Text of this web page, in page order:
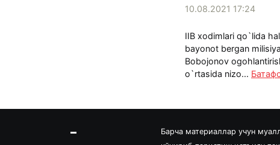
10.08.2021 17:24
IIB xodimlari qo`lida
bayonot bergan
Bobojonov
o`rtasida nizo...
Барча материаллар учун